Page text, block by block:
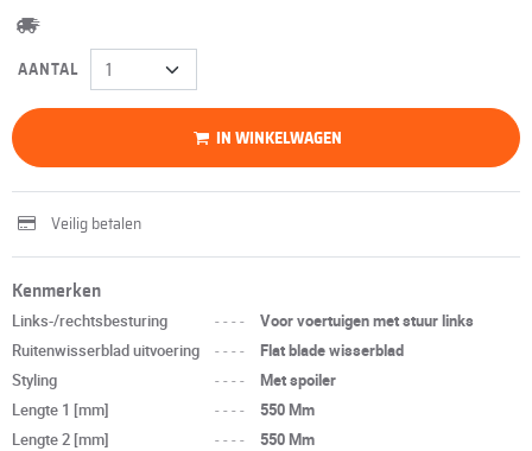
AANTAL
IN WINKELWAGEN
Veilig betalen
Kenmerken
Links-/rechtsbesturing ----
Voor voertuigen met stuur links
Ruitenwisserblad uitvoering
----
Flat blade wisserblad
Styling
----
Met spoiler
Lengte 1 [mm]
----
550 Mm
Lengte 2 [mm]
----
550 Mm